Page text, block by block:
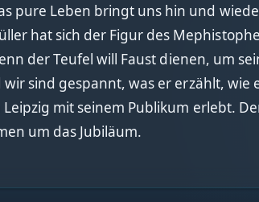
pure Leben bringt uns hin und
hat sich der Figur des
der Teufel will Faust dienen, um
sind gespannt, was er erzählt, wie
mit seinem Publikum erlebt.
um das Jubiläum.